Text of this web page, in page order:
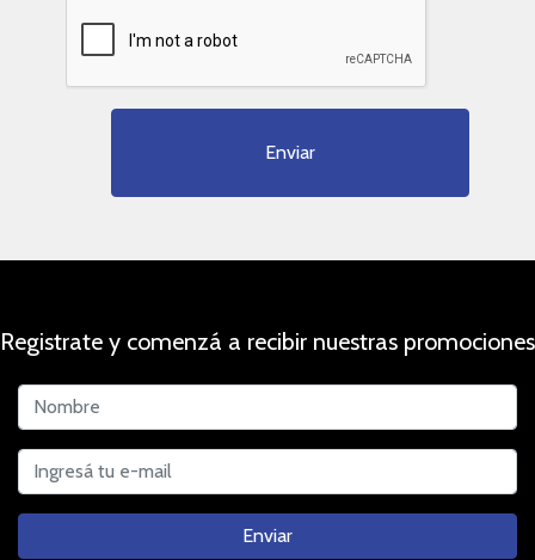
Enviar
Registrate y comenzá a recibir nuestras promociones
Enviar